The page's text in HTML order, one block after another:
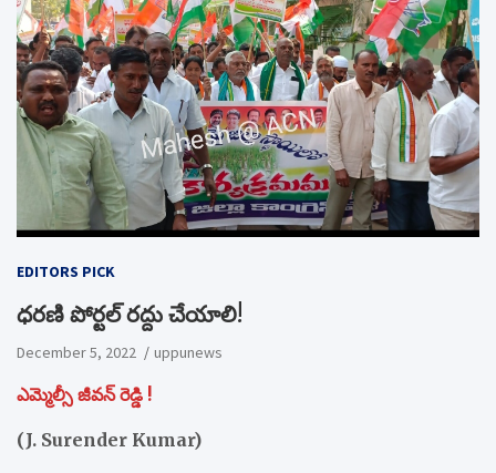
EDITORS PICK
ధరణి పోర్టల్ రద్దు చేయాలి!
December 5, 2022 uppunews
ఎమ్మెల్సీ జీవన్ రెడ్డి !
(J. Surender Kumar)